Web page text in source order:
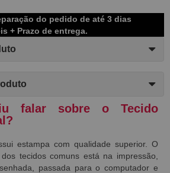
do pedido de até 3 dias
+ Prazo de entrega.
falar sobre o Tecido
estampa com qualidade superior. O
tecidos comuns está na impressão,
passada para o computador e